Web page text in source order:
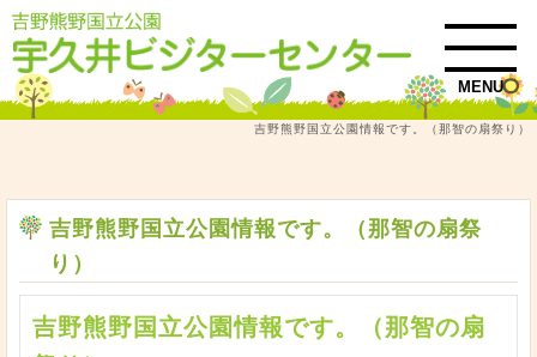
MENU
吉野熊野国立公園情報です。（那智の扇祭り）
吉野熊野国立公園情報です。（那智の扇祭
り）
吉野熊野国立公園情報です。（那智の扇